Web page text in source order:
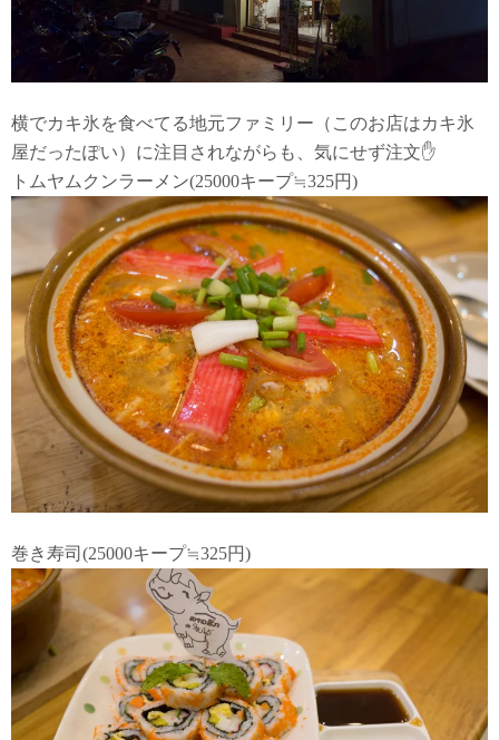
横でカキ氷を食べてる地元ファミリー（このお店はカキ氷
屋だったぽい）に注目されながらも、気にせず注文✋
トムヤムクンラーメン(25000キープ≒325円)
巻き寿司(25000キープ≒325円)